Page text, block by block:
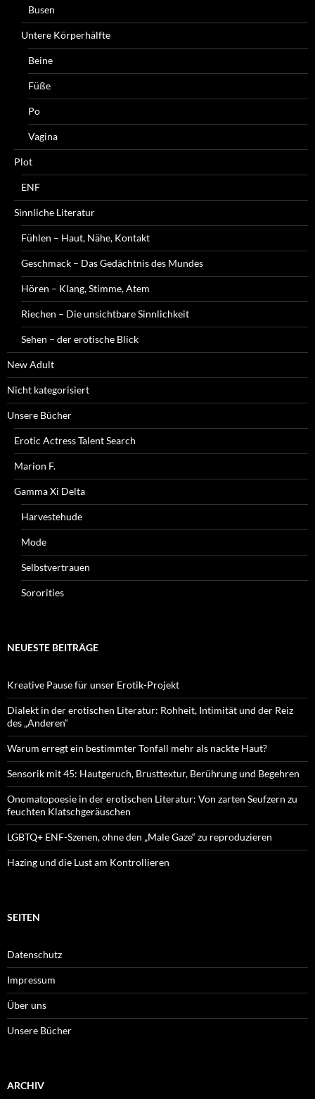
Busen
Untere Körperhälfte
Beine
Füße
Po
Vagina
Plot
ENF
Sinnliche Literatur
Fühlen – Haut, Nähe, Kontakt
Geschmack – Das Gedächtnis des Mundes
Hören – Klang, Stimme, Atem
Riechen – Die unsichtbare Sinnlichkeit
Sehen – der erotische Blick
New Adult
Nicht kategorisiert
Unsere Bücher
Erotic Actress Talent Search
Marion F.
Gamma Xi Delta
Harvestehude
Mode
Selbstvertrauen
Sororities
NEUESTE BEITRÄGE
Kreative Pause für unser Erotik-Projekt
Dialekt in der erotischen Literatur: Rohheit, Intimität und der Reiz
des „Anderen“
Warum erregt ein bestimmter Tonfall mehr als nackte Haut?
Sensorik mit 45: Hautgeruch, Brusttextur, Berührung und Begehren
Onomatopoesie in der erotischen Literatur: Von zarten Seufzern zu
feuchten Klatschgeräuschen
LGBTQ+ ENF-Szenen, ohne den „Male Gaze“ zu reproduzieren
Hazing und die Lust am Kontrollieren
SEITEN
Datenschutz
Impressum
Über uns
Unsere Bücher
ARCHIV